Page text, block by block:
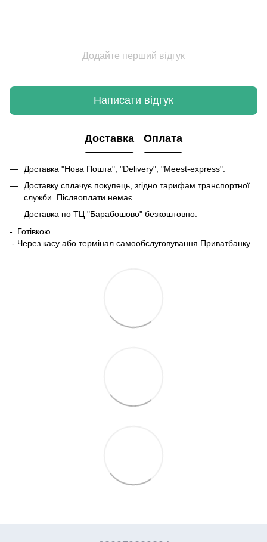
Додайте перший відгук
Написати відгук
Доставка Оплата
Доставка "Нова Пошта", "Delivery", "Meest-express".
Доставку сплачує покупець, згідно тарифам транспортної
служби. Післяоплати немає.
Доставка по ТЦ "Барабошово" безкоштовно.
- Готівкою.
- Через касу або термінал самообслуговування Приватбанку.